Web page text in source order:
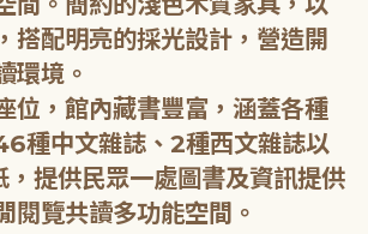
搭配明亮的採光設計，營造開
環境。
位，館內藏書豐富，涵蓋各種
種中文雜誌、2種西文雜誌以
提供民眾一處圖書及資訊提供